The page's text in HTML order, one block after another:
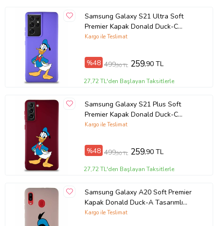
Samsung Galaxy S21 Ultra Soft
Premier Kapak Donald Duck-C
Tasarımlı Silikon Kılıf - Mor (Şeffaf)
Kargo ile Teslimat
%48 499,90 TL 259,90 TL
27,72 TL'den Başlayan Taksitlerle
Samsung Galaxy S21 Plus Soft
Premier Kapak Donald Duck-C
Tasarımlı Silikon Kılıf - Mürdüm
Kargo ile Teslimat
%48 499,90 TL 259,90 TL
27,72 TL'den Başlayan Taksitlerle
Samsung Galaxy A20 Soft Premier
Kapak Donald Duck-A Tasarımlı
Silikon Kılıf - Pudra (Şeffaf)
Kargo ile Teslimat